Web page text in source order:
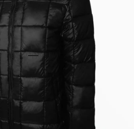
Gehe zu Element 1
Gehe zu Element 2